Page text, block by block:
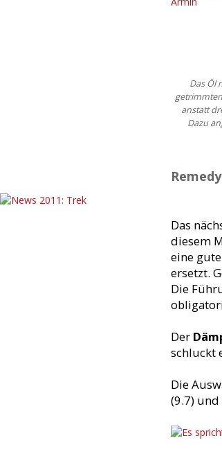
Das Öl
anstatt
Dazu
Remedy
Das
diesem
eine
ersetzt.
Die
Der
schluckt
Die
(9.7)